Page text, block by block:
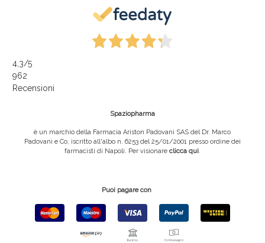
4,3/5
962
Recensioni
Spaziopharma
è un marchio della Farmacia Ariston Padovani SAS del Dr. Marco
Padovani e Co, iscritto all'albo n. 6253 del 25/01/2001 presso ordine dei
farmacisti di Napoli. Per visionare clicca qui.
Puoi pagare con